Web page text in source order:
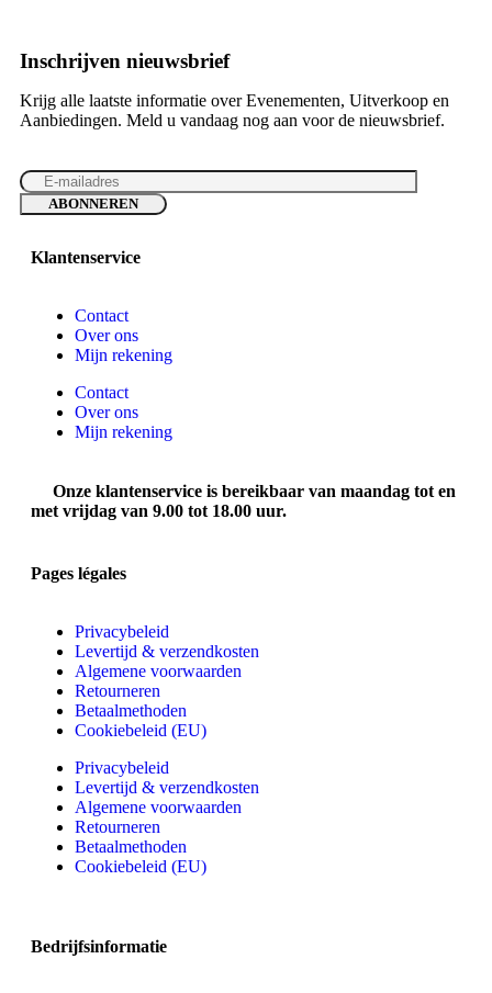
Inschrijven nieuwsbrief
Krijg alle laatste informatie over Evenementen, Uitverkoop en
Aanbiedingen. Meld u vandaag nog aan voor de nieuwsbrief.
Klantenservice
Contact
Over ons
Mijn rekening
Contact
Over ons
Mijn rekening
Onze klantenservice is bereikbaar van maandag tot en
met vrijdag van 9.00 tot 18.00 uur.
Pages légales
Privacybeleid
Levertijd & verzendkosten
Algemene voorwaarden
Retourneren
Betaalmethoden
Cookiebeleid (EU)
Privacybeleid
Levertijd & verzendkosten
Algemene voorwaarden
Retourneren
Betaalmethoden
Cookiebeleid (EU)
Bedrijfsinformatie